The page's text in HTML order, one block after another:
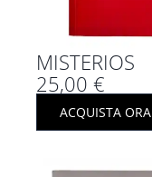
MISTERIOS
25,00 €
ACQUISTA ORA